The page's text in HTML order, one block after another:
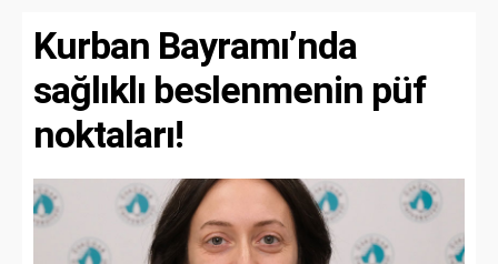
Kurban Bayramı’nda
sağlıklı beslenmenin püf
noktaları!